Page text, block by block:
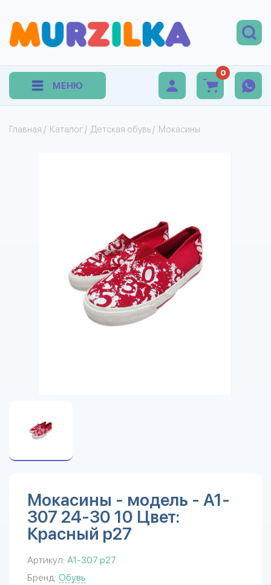
МЕНЮ
0
Главная / Каталог / Детская обувь / Мокасины
Мокасины - модель - A1-
307 24-30 10 Цвет:
Красный р27
Артикул: A1-307 р27
Бренд: Обувь